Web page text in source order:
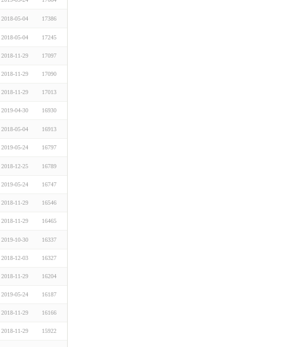
2018-05-04 17386
2018-05-04 17245
2018-11-29 17097
2018-11-29 17090
2018-11-29 17013
2019-04-30 16930
2018-05-04 16913
2019-05-24 16797
2018-12-25 16789
2019-05-24 16747
2018-11-29 16546
2018-11-29 16465
2019-10-30 16337
2018-12-03 16327
2018-11-29 16204
2019-05-24 16187
2018-11-29 16166
2018-11-29 15922